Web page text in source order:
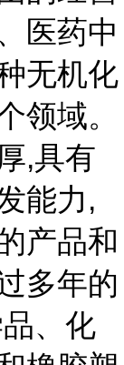
医药中
无机化
领域。
,具有
能力,
产品和
多年的
、化